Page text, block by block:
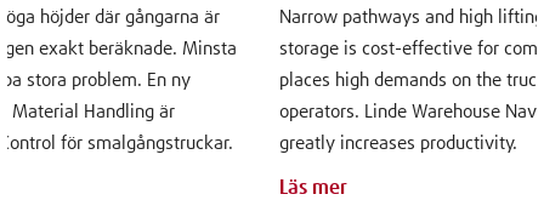
höjder där gångarna är
exakt beräknade. Minsta
stora problem. En ny
Material Handling är
för smalgångstruckar.
Narrow pathways and high
storage is cost-effective for
places high demands on the
operators. Linde Warehouse
greatly increases productivity.
Läs mer